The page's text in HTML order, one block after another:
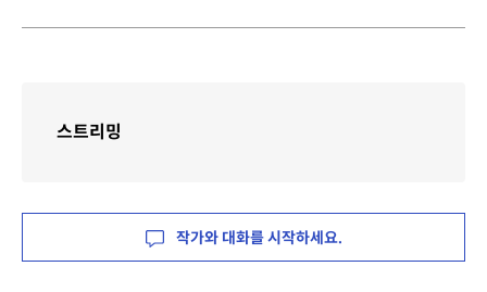
스트리밍
작가와 대화를 시작하세요.